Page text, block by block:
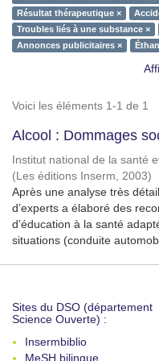
Résultat thérapeutique ×
Troubles liés à une substance ×
Annonces publicitaires ×
Voici les éléments 1-1 de 1
Alcool : Dommages
Institut national de la santé
(Les éditions Inserm, 2003)
Après une analyse très
d’experts a élaboré des
d’éducation à la santé
situations (conduite
Sites du DSO (département
Science Ouverte) :
Insermbiblio
MeSH bilingue